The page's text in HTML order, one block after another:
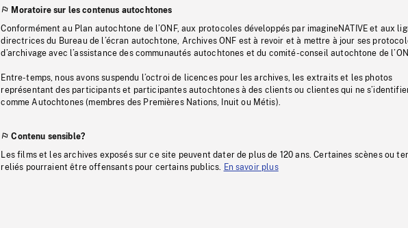
Moratoire sur les contenus autochtones
Conformément au Plan autochtone de l’ONF, aux protocoles développés par imagineNATIVE et aux
directrices du Bureau de l’écran autochtone, Archives ONF est à revoir et à mettre à jour ses
d’archivage avec l’assistance des communautés autochtones et du comité-conseil autochtone de
Entre-temps, nous avons suspendu l’octroi de licences pour les archives, les extraits et les photos
représentant des participants et participantes autochtones à des clients ou clientes qui ne
comme Autochtones (membres des Premières Nations, Inuit ou Métis).
Contenu sensible?
Les films et les archives exposés sur ce site peuvent dater de plus de 120 ans. Certaines scènes ou
reliés pourraient être offensants pour certains publics. En savoir plus